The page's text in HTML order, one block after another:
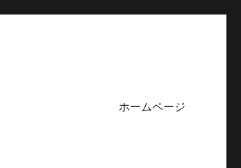
ホームページ